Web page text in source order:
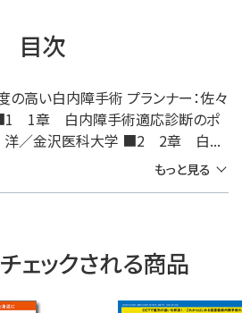
目次
の高い白内障手術 プランナー：佐々
1章 白内障手術適応診断のポ
洋／金沢医科大学 ■2 2章 白...
もっと見る
ェックされる商品